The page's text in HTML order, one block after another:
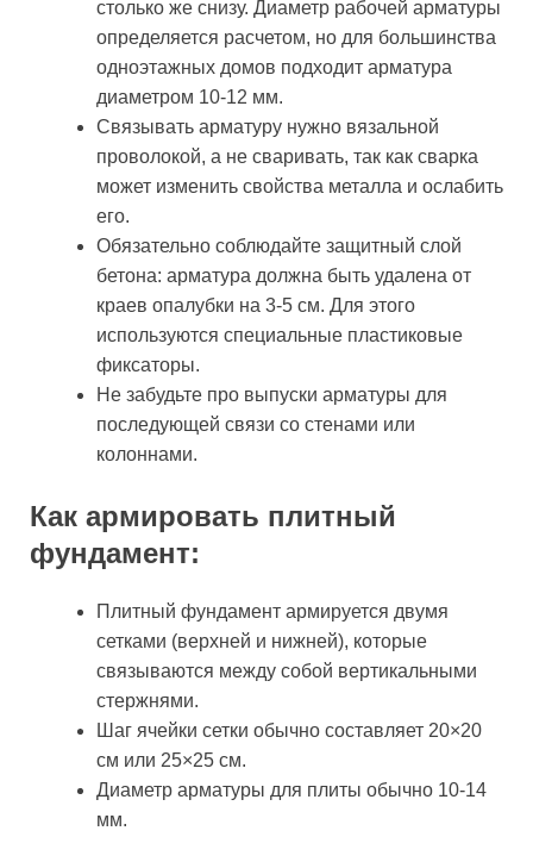
столько же снизу. Диаметр рабочей арматуры
определяется расчетом, но для большинства
одноэтажных домов подходит арматура
диаметром 10-12 мм.
Связывать арматуру нужно вязальной
проволокой, а не сваривать, так как сварка
может изменить свойства металла и ослабить
его.
Обязательно соблюдайте защитный слой
бетона: арматура должна быть удалена от
краев опалубки на 3-5 см. Для этого
используются специальные пластиковые
фиксаторы.
Не забудьте про выпуски арматуры для
последующей связи со стенами или
колоннами.
Как армировать плитный
фундамент:
Плитный фундамент армируется двумя
сетками (верхней и нижней), которые
связываются между собой вертикальными
стержнями.
Шаг ячейки сетки обычно составляет 20×20
см или 25×25 см.
Диаметр арматуры для плиты обычно 10-14
мм.